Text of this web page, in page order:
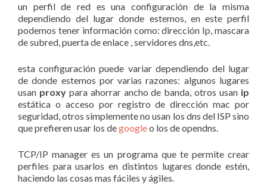
un perfil de red es una configuración de la misma
dependiendo del lugar donde estemos, en este perfil
podemos tener información como: dirección Ip, mascara
de subred, puerta de enlace , servidores dns,etc.
esta configuración puede variar dependiendo del lugar
de donde estemos por varias razones: algunos lugares
usan proxypara ahorrar ancho de banda, otros usan ip
estática o acceso por registro de dirección mac por
seguridad, otros simplemente no usan los dns del ISP sino
que prefieren usar los degoogleo los de opendns.
TCP/IP manager es un programa que te permite crear
perfiles para usarlos en distintos lugares donde estén,
haciendo las cosas mas fáciles y ágiles.